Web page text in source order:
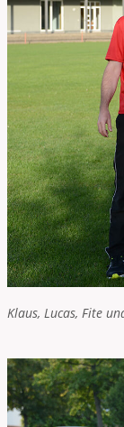
Klaus, Lucas, Fite